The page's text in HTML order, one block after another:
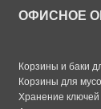
ОФИСНОЕ
Корзины и баки
Корзины для
Хранение ключей